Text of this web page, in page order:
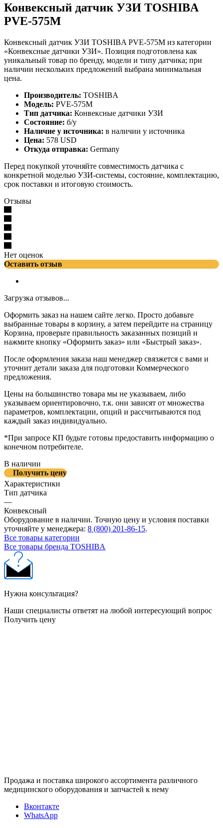
Конвексный датчик УЗИ TOSHIBA
PVE-575M
Конвексный датчик УЗИ TOSHIBA PVE-575M из категории
«Конвексные датчики УЗИ». Позиция подготовлена как
уникальный товар по бренду, модели и типу датчика; при
наличии нескольких предложений выбрана минимальная
цена.
Производитель: TOSHIBA
Модель: PVE-575M
Тип датчика: Конвексные датчики УЗИ
Состояние: б/у
Наличие у источника: в наличии у источника
Цена: 578 USD
Откуда отправка: Germany
Перед покупкой уточняйте совместимость датчика с
конкретной моделью УЗИ-системы, состояние, комплектацию,
срок поставки и итоговую стоимость.
Отзывы
Нет оценок
Оставить отзыв
Загрузка отзывов...
Оформить заказ на нашем сайте легко. Просто добавьте
выбранные товары в корзину, а затем перейдите на страницу
Корзина, проверьте правильность заказанных позиций и
нажмите кнопку «Оформить заказ» или «Быстрый заказ».
После оформления заказа наш менеджер связжется с вами и
уточнит детали заказа для подготовки Коммерческого
предложения.
Цены на большинство товара мы не указываем, либо
указываем ориентировочно, т.к. они зависят от множества
параметров, комплектации, опций и рассчитываются под
каждый заказ индивидуально.
*При запросе КП будьте готовы предоставить информацию о
конечном потребителе.
В наличии
Получить цену
Характеристики
Тип датчика
—
Конвексный
Оборудование в наличии. Точную цену и условия поставки
уточняйте у менеджера: 8 (800) 201-86-15.
Все товары категории
Все товары бренда TOSHIBA
Нужна консультация?
Наши специалисты ответят на любой интересующий вопрос
Получить цену
Продажа и поставка широкого ассортимента различного
медицинского оборудования и запчастей к нему
Вконтакте
WhatsApp